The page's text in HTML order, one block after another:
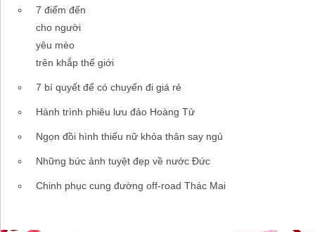
7 điểm đến
cho người
yêu mèo
trên khắp thế giới
7 bí quyết để có chuyến đi giá rẻ
Hành trình phiêu lưu đảo Hoàng Tử
Ngọn đồi hình thiếu nữ khỏa thân say ngủ
Những bức ảnh tuyệt đẹp về nước Đức
Chinh phục cung đường off-road Thác Mai